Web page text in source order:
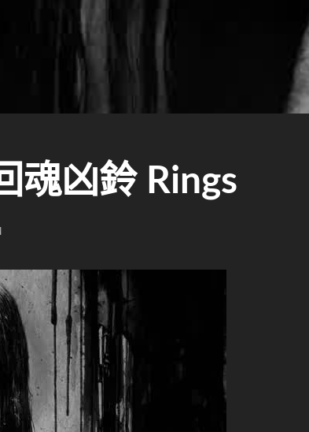
魂凶鈴 Rings